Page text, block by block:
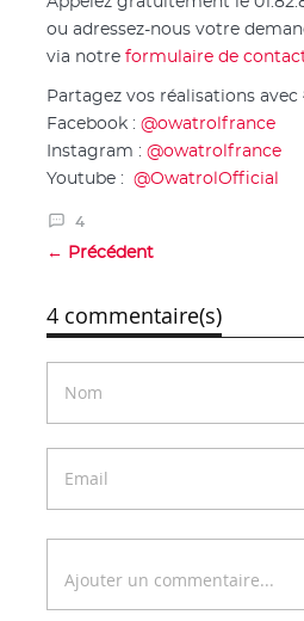
4
ou adressez-nous votre
via notre formulaire de
Partagez vos réalisations avec
Facebook : @owatrolfrance
Instagram : @owatrolfrance
Youtube : @OwatrolOfficial
← Précédent
4 commentaire(s)